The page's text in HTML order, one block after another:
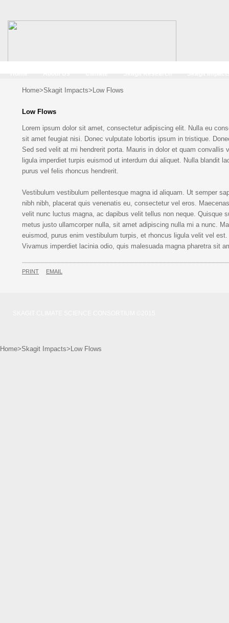
Home>Skagit Impacts> Low Flows
Low Flows
Lorem ipsum dolor sit amet, consectetur adipiscing elit. Nulla eu
sit amet feugiat nisi. Donec vulputate lobortis ipsum in tristique.
Sed sed velit at mi hendrerit porta. Mauris in dolor et quam convallis
ligula imperdiet turpis euismod ut interdum dui aliquet. Nulla blandit
purus vel felis rhoncus hendrerit.
Vestibulum vestibulum pellentesque magna id aliquam. Ut semper
nibh nibh, placerat quis venenatis eu, consectetur vel eros.
velit nunc luctus magna, ac dapibus velit tellus non neque. Quisque
metus justo ullamcorper nulla, sit amet adipiscing nulla mi a nunc.
euismod, purus enim vestibulum turpis, et rhoncus ligula velit vel
Vivamus imperdiet lacinia odio, quis malesuada magna pharetra sit
PRINT EMAIL
Home>Skagit Impacts> Low Flows